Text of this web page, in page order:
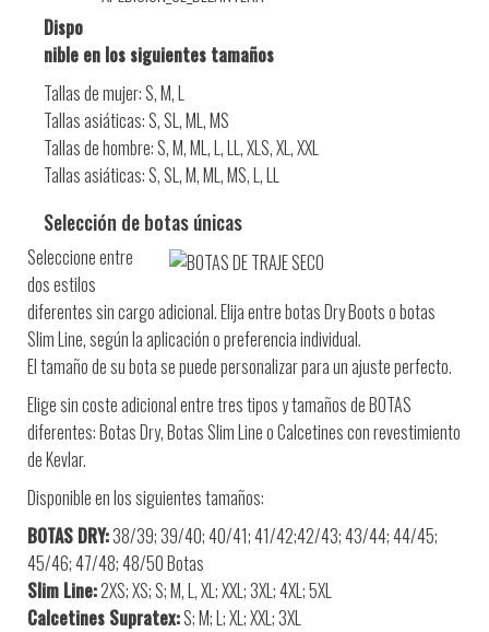
Dispo
nible en los siguientes tamaños
Tallas de mujer: S, M, L
Tallas asiáticas: S, SL, ML, MS
Tallas de hombre: S, M, ML, L, LL, XLS, XL, XXL
Tallas asiáticas: S, SL, M, ML, MS, L, LL
Selección de botas únicas
Seleccione entre
dos estilos
diferentes sin cargo adicional. Elija entre botas Dry Boots o botas
Slim Line, según la aplicación o preferencia individual.
El tamaño de su bota se puede personalizar para un ajuste perfecto.
Elige sin coste adicional entre tres tipos y tamaños de BOTAS
diferentes: Botas Dry, Botas Slim Line o Calcetines con revestimiento
de Kevlar.
Disponible en los siguientes tamaños:
BOTAS DRY:38/39; 39/40; 40/41; 41/42;42/43; 43/44; 44/45;
45/46; 47/48; 48/50 Botas
Slim Line:2XS; XS; S; M, L, XL; XXL; 3XL; 4XL; 5XL
Calcetines Supratex:S; M; L; XL; XXL; 3XL